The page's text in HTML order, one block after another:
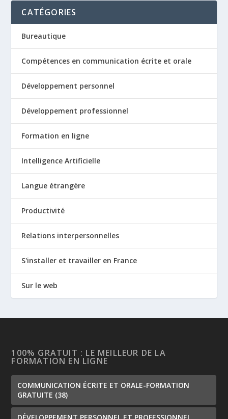
CATÉGORIES
Bureautique
Compétences en communication écrite et orale
Développement personnel
Développement professionnel
Formation en ligne
Intelligence Artificielle
Langue étrangère
Productivité
Relations interpersonnelles
S'installer et travailler en France
Sur le web
100% GRATUIT : LE MEILLEUR DE LA
FORMATION EN LIGNE
COMMUNICATION ÉCRITE ET ORALE-FORMATION
GRATUITE (38)